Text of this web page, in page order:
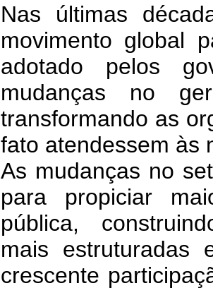
Nas últimas
movimento global
adotado pelos
mudanças no
transformando as
fato atendessem às
As mudanças no
para propiciar
pública,
mais estruturadas
crescente